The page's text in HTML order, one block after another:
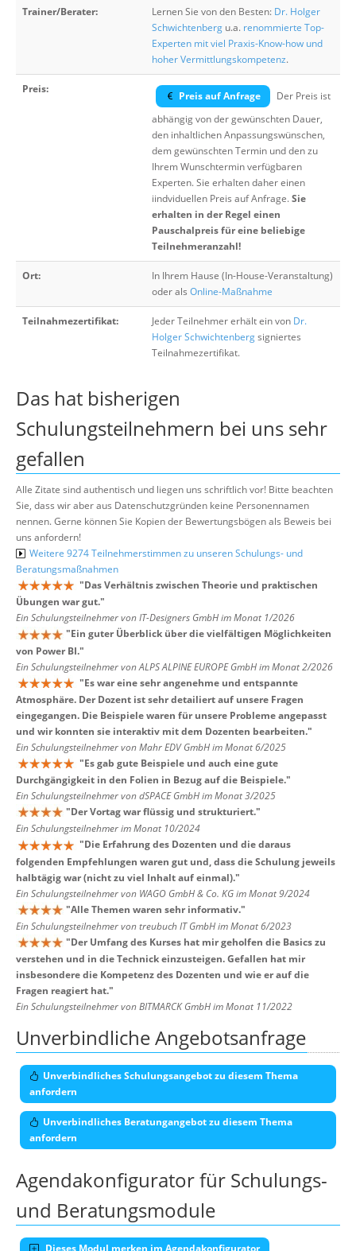
Trainer/Berater: Lernen Sie von den Besten: Dr. Holger
Schwichtenberg u.a. renommierte Top-
Experten mit viel Praxis-Know-how und
hoher Vermittlungskompetenz.
Preis:
Preis auf Anfrage
Der Preis ist
abhängig von der gewünschten Dauer,
den inhaltlichen Anpassungswünschen,
dem gewünschten Termin und den zu
Ihrem Wunschtermin verfügbaren
Experten. Sie erhalten daher einen
iindviduellen Preis auf Anfrage.Sie
erhalten in der Regel einen
Pauschalpreis für eine beliebige
Teilnehmeranzahl!
Ort:
In Ihrem Hause (In-House-Veranstaltung)
oder als Online-Maßnahme
Teilnahmezertifikat: Jeder Teilnehmer erhält ein von Dr.
Holger Schwichtenbergsigniertes
Teilnahmezertifikat.
Das hat bisherigen
Schulungsteilnehmern bei uns sehr
gefallen
Alle Zitate sind authentisch und liegen uns schriftlich vor! Bitte beachten
Sie, dass wir aber aus Datenschutzgründen keine Personennamen
nennen. Gerne können Sie Kopien der Bewertungsbögen als Beweis bei
uns anfordern!
Weitere 9274 Teilnehmerstimmen zu unseren Schulungs- und
Beratungsmaßnahmen
"Das Verhältnis zwischen Theorie und praktischen
Übungen war gut."
Ein Schulungsteilnehmer von IT-Designers GmbH im Monat 1/2026
"Ein guter Überblick über die vielfältigen Möglichkeiten
von Power BI."
Ein Schulungsteilnehmer von ALPS ALPINE EUROPE GmbH im Monat 2/2026
"Es war eine sehr angenehme und entspannte
Atmosphäre. Der Dozent ist sehr detailiert auf unsere Fragen
eingegangen. Die Beispiele waren für unsere Probleme angepasst
und wir konnten sie interaktiv mit dem Dozenten bearbeiten."
Ein Schulungsteilnehmer von Mahr EDV GmbH im Monat 6/2025
"Es gab gute Beispiele und auch eine gute
Durchgängigkeit in den Folien in Bezug auf die Beispiele."
Ein Schulungsteilnehmer von dSPACE GmbH im Monat 3/2025
"Der Vortag war flüssig und strukturiert."
Ein Schulungsteilnehmer im Monat 10/2024
"Die Erfahrung des Dozenten und die daraus
folgenden Empfehlungen waren gut und, dass die Schulung jeweils
halbtägig war (nicht zu viel Inhalt auf einmal)."
Ein Schulungsteilnehmer von WAGO GmbH & Co. KG im Monat 9/2024
"Alle Themen waren sehr informativ."
Ein Schulungsteilnehmer von treubuch IT GmbH im Monat 6/2023
"Der Umfang des Kurses hat mir geholfen die Basics zu
verstehen und in die Technick einzusteigen. Gefallen hat mir
insbesondere die Kompetenz des Dozenten und wie er auf die
Fragen reagiert hat."
Ein Schulungsteilnehmer von BITMARCK GmbH im Monat 11/2022
Unverbindliche Angebotsanfrage
Unverbindliches Schulungsangebot zu diesem Thema
anfordern
Unverbindliches Beratungangebot zu diesem Thema
anfordern
Agendakonfigurator für Schulungs-
und Beratungsmodule